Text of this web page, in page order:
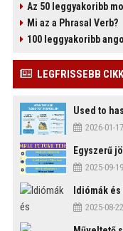
Az 50 leggyakoribb
Mi az a Phrasal Verb?
100 leggyakoribb
LEGFRISSEBB
Used to
2026-01-17
Egyszerű
2025-09-19
2025-08-22